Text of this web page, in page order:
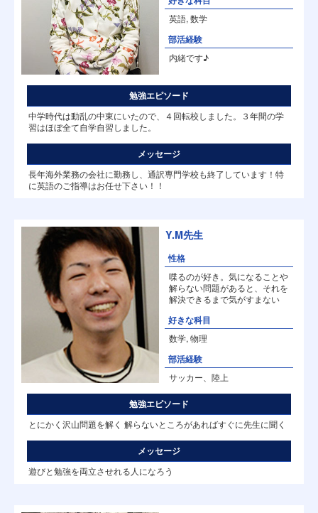
英語, 数学
部活経験
内緒です♪
勉強エピソード
中学時代は動乱の中東にいたので、４回転校しました。３年間の学
習はほぼ全て自学自習しました。
メッセージ
長年海外業務の会社に勤務し、通訳専門学校も終了しています！特
に英語のご指導はお任せ下さい！！
Y.M先生
性格
喋るのが好き。気になることや
解らない問題があると、それを
解決できるまで気がすまない
好きな科目
数学, 物理
部活経験
サッカー、陸上
勉強エピソード
とにかく沢山問題を解く 解らないところがあればすぐに先生に聞く
メッセージ
遊びと勉強を両立させれる人になろう